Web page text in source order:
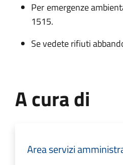
Per emergenze
1515.
Se vedete rifiuti
A cura di
Area servizi